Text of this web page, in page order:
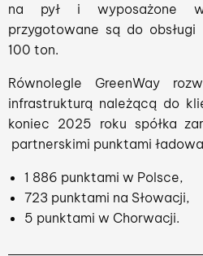
na pył i wyposażone w
przygotowane są do
100 ton.
Równolegle GreenWay
infrastrukturą należącą do
koniec 2025 roku spółka
partnerskimi punktami
1 886 punktami w Polsce,
723 punktami na Słowacji,
5 punktami w Chorwacji.